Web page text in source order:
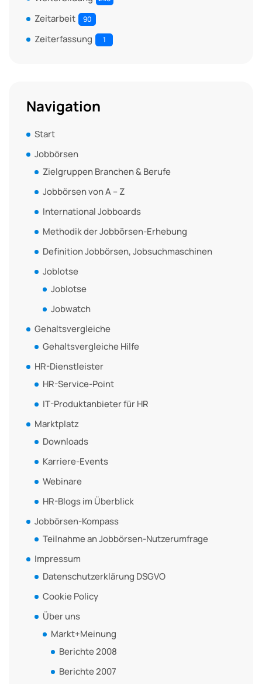
Zeitarbeit 90
Zeiterfassung 1
Navigation
Start
Jobbörsen
Zielgruppen Branchen & Berufe
Jobbörsen von A – Z
International Jobboards
Methodik der Jobbörsen-Erhebung
Definition Jobbörsen, Jobsuchmaschinen
Joblotse
Joblotse
Jobwatch
Gehaltsvergleiche
Gehaltsvergleiche Hilfe
HR-Dienstleister
HR-Service-Point
IT-Produktanbieter für HR
Marktplatz
Downloads
Karriere-Events
Webinare
HR-Blogs im Überblick
Jobbörsen-Kompass
Teilnahme an Jobbörsen-Nutzerumfrage
Impressum
Datenschutzerklärung DSGVO
Cookie Policy
Über uns
Markt+Meinung
Berichte 2008
Berichte 2007